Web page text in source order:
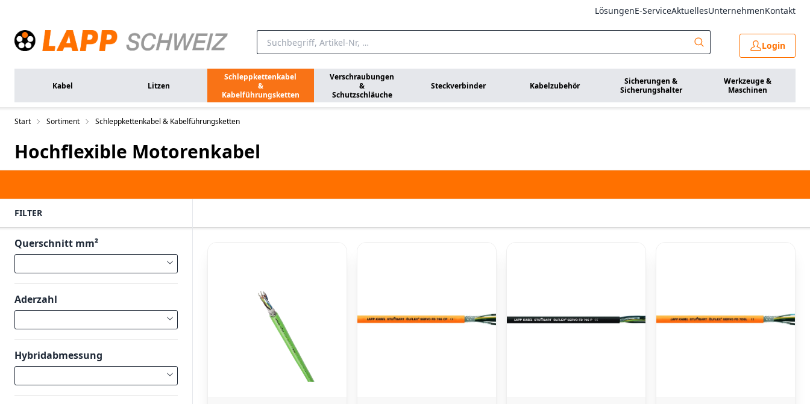
LösungenE-ServiceAktuellesUnternehmenKontakt
Login
Kabel Litzen
Schleppkettenkabel
&
Kabelführungsketten
Verschraubungen
&
Schutzschläuche
Steckverbinder Kabelzubehör
Sicherungen &
Sicherungshalter
Werkzeuge &
Maschinen
Start Sortiment Schleppkettenkabel & Kabelführungsketten
Hochflexible Motorenkabel
FILTER
Querschnitt mm²
Aderzahl
Hybridabmessung